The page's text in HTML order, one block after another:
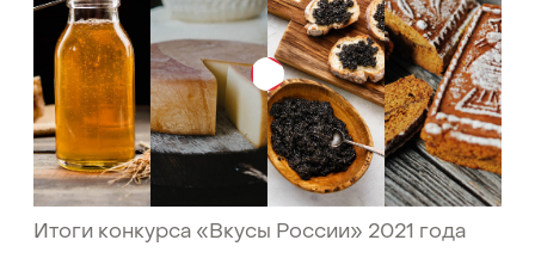
Итоги конкурса «Вкусы России» 2021 года